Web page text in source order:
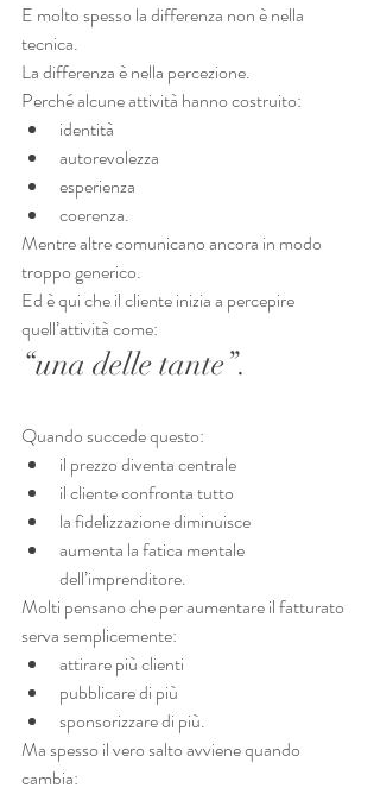
E molto spesso la differenza non è nella
tecnica.
La differenza è nella percezione.
Perché alcune attività hanno costruito:
identità
autorevolezza
esperienza
coerenza.
Mentre altre comunicano ancora in modo
troppo generico.
Ed è qui che il cliente inizia a percepire
quell’attività come:
“una delle tante”.
Quando succede questo:
il prezzo diventa centrale
il cliente confronta tutto
la fidelizzazione diminuisce
aumenta la fatica mentale
dell’imprenditore.
Molti pensano che per aumentare il fatturato
serva semplicemente:
attirare più clienti
pubblicare di più
sponsorizzare di più.
Ma spesso il vero salto avviene quando
cambia: